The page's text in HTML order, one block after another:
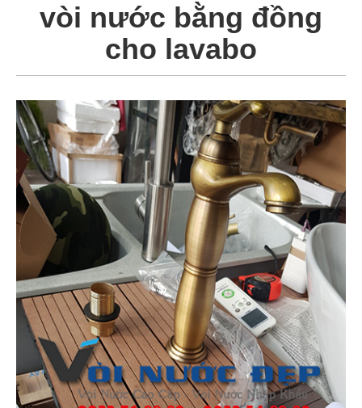
vòi nước bằng đồng
cho lavabo